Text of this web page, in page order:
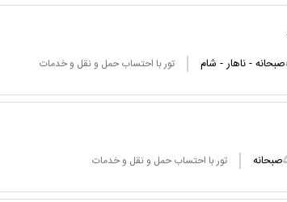
صبحانه - ناهار - شام تور با احتساب حمل و نقل و خدمات
صبحانه تور با احتساب حمل و نقل و خدمات